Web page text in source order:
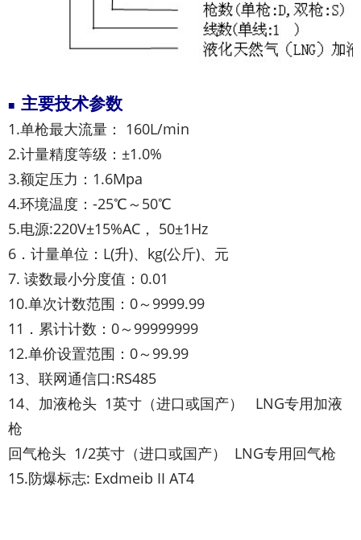
■ 主要技术参数
1.单枪最大流量： 160L/min
2.计量精度等级：±1.0%
3.额定压力：1.6Mpa
4.环境温度： -25℃～ 50℃
5.电源:220V±15%AC， 50±1Hz
6．计量单位：L(升)、kg(公斤)、元
7. 读数最小分度值：0.01
10.单次计数范围：0～9999.99
11．累计计数：0～99999999
12.单价设置范围：0～99.99
13、联网通信口:RS485
14、加液枪头 1英寸（进口或国产） LNG专用加液
枪
回气枪头 1/2英寸（进口或国产） LNG专用回气枪
15.防爆标志: Exdmeib II AT4